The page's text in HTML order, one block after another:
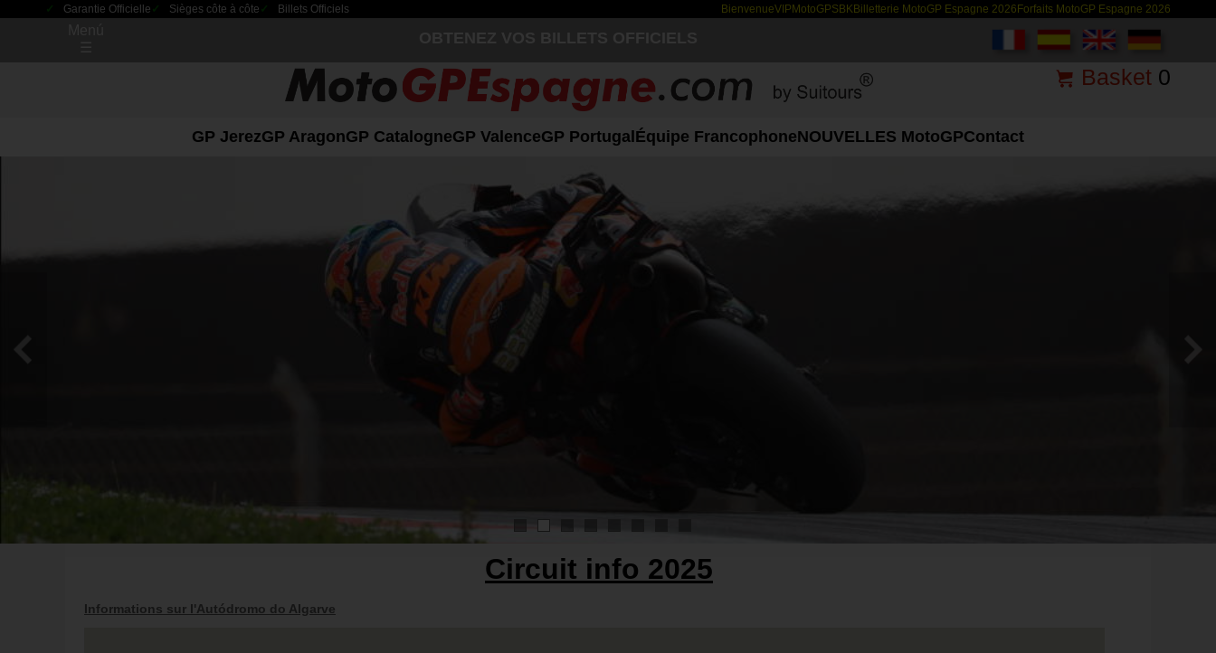
Garantie Officielle Sièges côte à côte Billets Officiels BienvenueVIP MotoGPSBKBilletterie MotoGP Espagne 2026 Forfaits MotoGP Espagne 2026
Basket 0
GP JerezGP AragonGP CatalogneGP ValenceGP PortugalÉquipe FrancophoneNOUVELLES MotoGPContact
Circuit info 2025
Informations sur l'Autódromo do Algarve